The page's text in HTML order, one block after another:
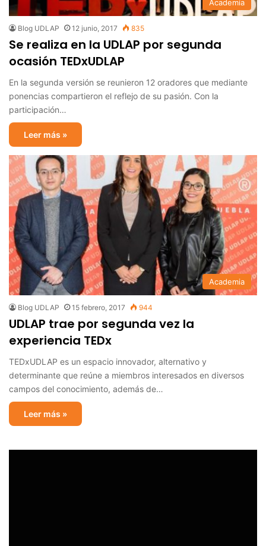
Academia
Blog UDLAP 12 junio, 2017 835
Se realiza en la UDLAP por segunda
ocasión TEDxUDLAP
En la segunda versión se reunieron 12 oradores que mediante
ponencias compartieron el reflejo de su pasión. Con la
participación…
Leer más »
Academia
Blog UDLAP 15 febrero, 2017 944
UDLAP trae por segunda vez la
experiencia TEDx
TEDxUDLAP es un espacio innovador, alternativo y
determinante que reúne a miembros interesados en diversos
campos del conocimiento, además de…
Leer más »